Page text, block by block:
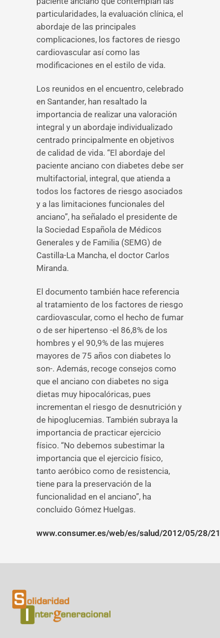
particularidades, la evaluación clínica, el
abordaje de las principales
complicaciones, los factores de riesgo
cardiovascular así como las
modificaciones en el estilo de vida.
Los reunidos en el encuentro, celebrado
en Santander, han resaltado la
importancia de realizar una valoración
integral y un abordaje individualizado
centrado principalmente en objetivos
de calidad de vida. “El abordaje del
paciente anciano con diabetes debe ser
multifactorial, integral, que atienda a
todos los factores de riesgo asociados
y a las limitaciones funcionales del
anciano”, ha señalado el presidente de
la Sociedad Española de Médicos
Generales y de Familia (SEMG) de
Castilla-La Mancha, el doctor Carlos
Miranda.
El documento también hace referencia
al tratamiento de los factores de riesgo
cardiovascular, como el hecho de fumar
o de ser hipertenso -el 86,8% de los
hombres y el 90,9% de las mujeres
mayores de 75 años con diabetes lo
son-. Además, recoge consejos como
que el anciano con diabetes no siga
dietas muy hipocalóricas, pues
incrementan el riesgo de desnutrición y
de hipoglucemias. También subraya la
importancia de practicar ejercicio
físico. “No debemos subestimar la
importancia que el ejercicio físico,
tanto aeróbico como de resistencia,
tiene para la preservación de la
funcionalidad en el anciano”, ha
concluido Gómez Huelgas.
www.consumer.es/web/es/salud/2012/05/28/